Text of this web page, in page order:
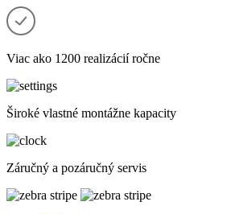
Viac ako 1200 realizácií ročne
Široké vlastné montážne kapacity
Záručný a pozáručný servis